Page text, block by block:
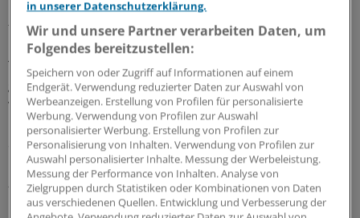
Familiär vorbelastet und im Bewusstsein, dass sich ein
früh erkannter, nicht metastasierter Brustkrebs gut
behandeln lässt, nahm Grashoff es mit Brustultraschall-
Terminen und Mammographie-Screenings immer ganz
genau: „Was die Vorsorge angeht, war ich eine
vorbildliche Patientin.“ Der letzte Brustultraschall war
noch kein Jahr her, ihr ging es gut, plötzlich war bei der
Sonographie ein Knoten sichtbar.
„Ich sonografiere selbst genug Brüste, schaute auf den
Bildschirm und wusste sofort, dass diese kleine,
in unserer Datenschutzerklärung.
Wir und unsere Partner verarbeiten Daten, um
Folgendes bereitzustellen:
Speichern von oder Zugriff auf Informationen auf einem
Endgerät. Verwendung reduzierter Daten zur Auswahl von
Werbeanzeigen. Erstellung von Profilen für personalisierte
Werbung. Verwendung von Profilen zur Auswahl
personalisierter Werbung. Erstellung von Profilen zur
Personalisierung von Inhalten. Verwendung von Profilen zur
Auswahl personalisierter Inhalte. Messung der Werbeleistung.
Messung der Performance von Inhalten. Analyse von
Zielgruppen durch Statistiken oder Kombinationen von Daten
aus verschiedenen Quellen. Entwicklung und Verbesserung der